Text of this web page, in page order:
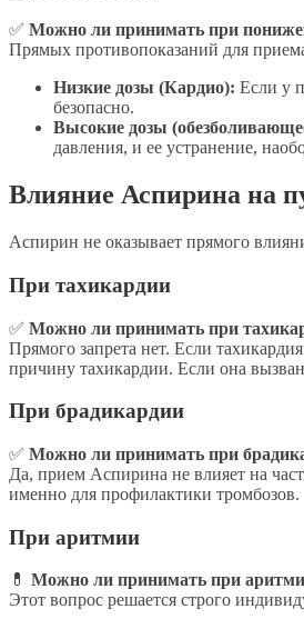
✅ Можно ли принимать при
Прямых противопоказаний для
Низкие дозы (Кардио): Если у
безопасно.
Высокие дозы
давления, и ее устранение,
Влияние Аспирина на
Аспирин не оказывает прямого
При тахикардии
✅ Можно ли принимать при
Прямого запрета нет. Если
причину тахикардии. Если она
При брадикардии
✅ Можно ли принимать при
Да, прием Аспирина не влияет на
именно для профилактики тромбозов.
При аритмии
💊 Можно ли принимать при
Этот вопрос решается строго